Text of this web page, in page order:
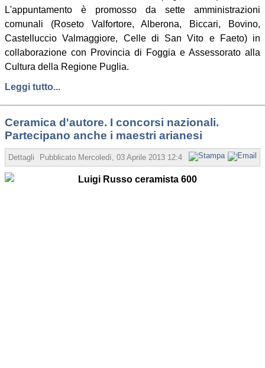
L'appuntamento è promosso da sette amministrazioni
comunali (Roseto Valfortore, Alberona, Biccari, Bovino,
Castelluccio Valmaggiore, Celle di San Vito e Faeto) in
collaborazione con Provincia di Foggia e Assessorato alla
Cultura della Regione Puglia.
Leggi tutto...
Ceramica d'autore. I concorsi nazionali.
Partecipano anche i maestri arianesi
Dettagli Pubblicato Mercoledì, 03 Aprile 2013 12:43 Scritto da Redazione